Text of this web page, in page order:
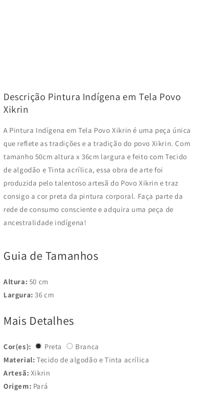
Descrição Pintura Indígena em Tela Povo
Xikrin
A Pintura Indígena em Tela Povo Xikrin é uma peça única
que reflete as tradições e a tradição do povo Xikrin. Com
tamanho 50cm altura x 36cm largura e feito com Tecido
de algodão e Tinta acrílica, essa obra de arte foi
produzida pelo talentoso artesã do Povo Xikrin e traz
consigo a cor preta da pintura corporal. Faça parte da
rede de consumo consciente e adquira uma peça de
ancestralidade indígena!
Guia de Tamanhos
Altura: 50 cm
Largura: 36 cm
Mais Detalhes
Cor(es): Preta
Branca
Material: Tecido de algodão e Tinta acrílica
Artesã: Xikrin
Origem: Pará